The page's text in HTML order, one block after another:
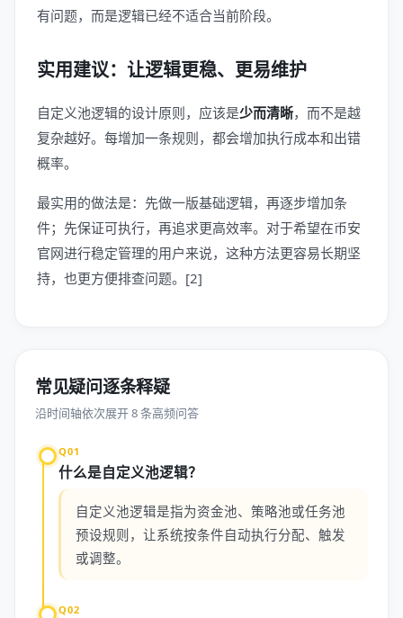
有问题，而是逻辑已经不适合当前阶段。
实用建议：让逻辑更稳、更易维护
自定义池逻辑的设计原则，应该是少而清晰，而不是越
复杂越好。每增加一条规则，都会增加执行成本和出错
概率。
最实用的做法是：先做一版基础逻辑，再逐步增加条
件；先保证可执行，再追求更高效率。对于希望在币安
官网进行稳定管理的用户来说，这种方法更容易长期坚
持，也更方便排查问题。[2]
常见疑问逐条释疑
沿时间轴依次展开 8 条高频问答
Q01
什么是自定义池逻辑？
自定义池逻辑是指为资金池、策略池或任务池
预设规则，让系统按条件自动执行分配、触发
或调整。
Q02